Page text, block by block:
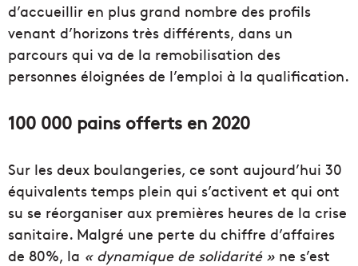
d’accueillir en plus grand nombre des profils
venant d’horizons très différents, dans un
parcours qui va de la remobilisation des
personnes éloignées de l’emploi à la qualification.
100 000 pains offerts en 2020
Sur les deux boulangeries, ce sont aujourd’hui 30
équivalents temps plein qui s’activent et qui ont
su se réorganiser aux premières heures de la crise
sanitaire. Malgré une perte du chiffre d’affaires
de 80%, la « dynamique de solidarité » ne s’est